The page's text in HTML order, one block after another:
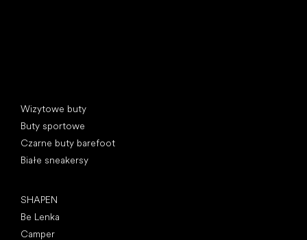
Wizytowe buty
Buty sportowe
Czarne buty barefoot
Białe sneakersy
SHAPEN
Be Lenka
Camper